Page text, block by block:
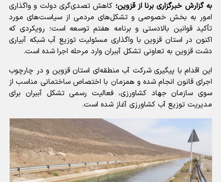
به گزارش خبرگزاری برنا از قزوین؛ کاهش تصدی‌گری دولت و واگذاری
امور به بخش خصوصی و تشکل‌های مردمی از سیاست‌های مورد
تأکید قوانین بالادستی و برنامه هفتم توسعه است؛ رویکردی که
اکنون در استان قزوین با واگذاری مسئولیت توزیع آب شبکه آبیاری
دشت قزوین به تعاونی تشکل آببران وارد مرحله اجرا شده است.
این اقدام با پیگیری شرکت آب منطقه‌ای استان قزوین و در چارچوب
اجرای قانون انجام شده و همزمان با اختصاص ساختمانی مناسب از
سوی سازمان جهاد کشاورزی، فعالیت رسمی تشکل آببران برای
مدیریت توزیع آب کشاورزی آغاز شده است.